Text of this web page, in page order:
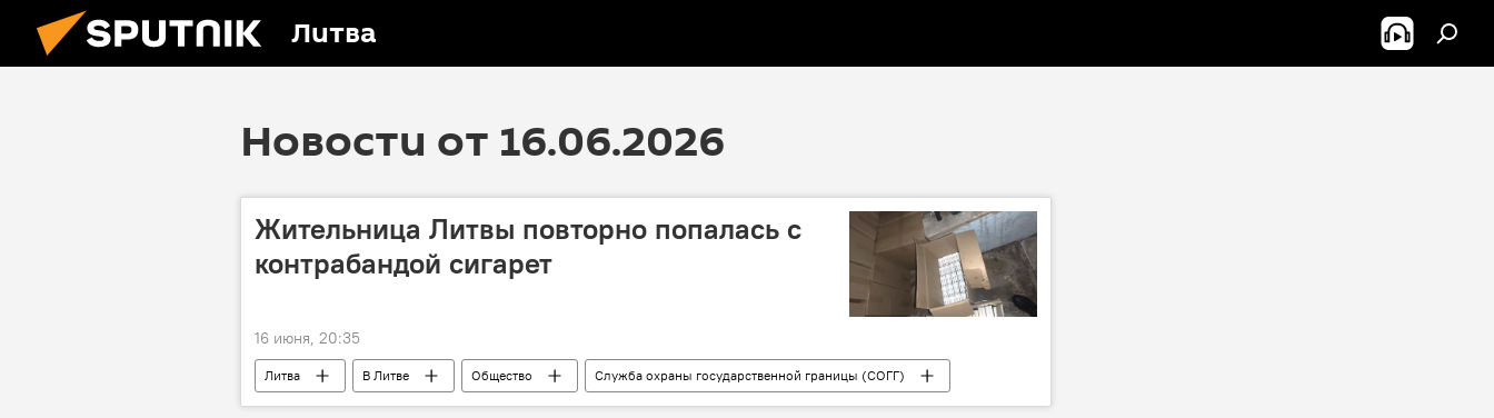
Литва
Новости от 16.06.2026
Жительница Литвы повторно попалась с
контрабандой сигарет
16 июня, 20:35
Литва В Литве Общество
Служба охраны государственной границы (СОГГ)
происшествие
Происшествия контрабанда сигарет контрабанда